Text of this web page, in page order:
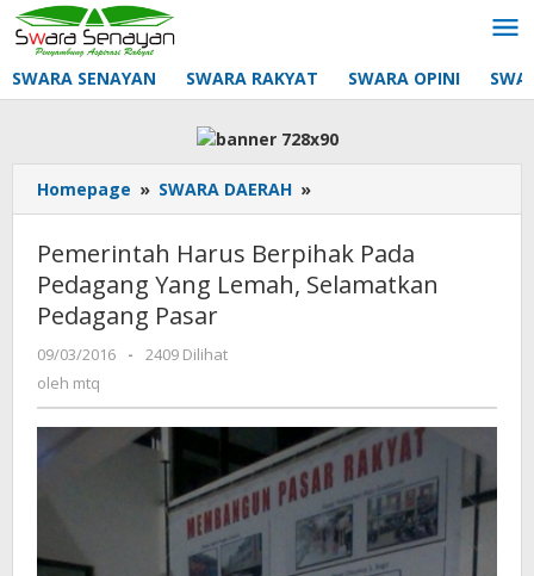
Lewati
ke
konten
SWARA SENAYAN SWARA RAKYAT SWARA OPINI
Homepage » SWARA DAERAH »
Harus
Pada
Pedagang
Pasar
Pemerintah Harus Berpihak Pada
Pedagang Yang Lemah, Selamatkan
Pedagang Pasar
09/03/2016
oleh
-
2409 Dilihat
oleh mtq